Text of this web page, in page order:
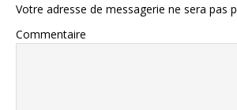
Votre adresse de messagerie ne sera pas
Commentaire